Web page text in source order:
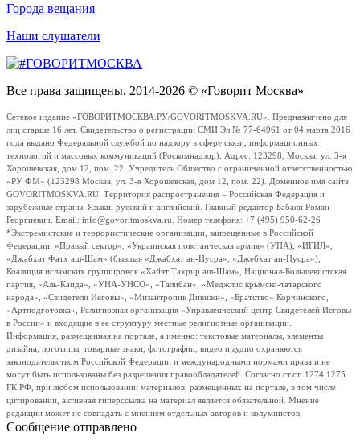
Города вещания
Наши слушатели
Все права защищены. 2014-2026 © «Говорит Москва»
Сетевое издание «ГОВОРИТМОСКВА.РУ/GOVORITMOSKVA.RU». Предназначено для
лиц старше 16 лет. Свидетельство о регистрации СМИ Эл № 77-64961 от 04 марта 2016
года выдано Федеральной службой по надзору в сфере связи, информационных
технологий и массовых коммуникаций (Роскомнадзор). Адрес: 123298, Москва, ул. 3-я
Хорошевская, дом 12, пом. 22. Учредитель Общество с ограниченной ответственностью
«РУ ФМ» (123298 Москва, ул. 3-я Хорошевская, дом 12, пом. 22). Доменное имя сайта
GOVORITMOSKVA.RU. Территория распространения – Российская Федерация и
зарубежные страны. Языки: русский и английский. Главный редактор Бабаян Роман
Георгиевич. Email: info@govoritmoskva.ru. Номер телефона: +7 (495) 950-62-26
*Экстремистские и террористические организации, запрещенные в Российской
Федерации: «Правый сектор», «Украинская повстанческая армия» (УПА), «ИГИЛ»,
«Джабхат Фатх аш-Шам» (бывшая «Джабхат ан-Нусра», «Джебхат ан-Нусра»),
Коалиция исламских группировок «Хайят Тахрир аш-Шам», Национал-Большевистская
партия, «Аль-Каида», «УНА-УНСО», «Талибан», «Меджлис крымско-татарского
народа», «Свидетели Иеговы», «Мизантропик Дивижн», «Братство» Корчинского,
«Артподготовка», Религиозная организация «Управленческий центр Свидетелей Иеговы
в России» и входящие в ее структуру местные религиозные организации.
Информация, размещенная на портале, а именно: текстовые материалы, элементы
дизайна, логотипы, товарные знаки, фотографии, видео и аудио охраняются
законодательством Российской Федерации и международными нормами права и не
могут быть использованы без разрешения правообладателей. Согласно ст.ст. 1274,1275
ГК РФ, при любом использовании материалов, размещенных на портале, в том числе
цитировании, активная гиперссылка на материал является обязательной. Мнение
редакции может не совпадать с мнением отдельных авторов и колумнистов.
Сообщение отправлено